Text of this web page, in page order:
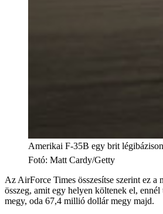
Amerikai F-35B egy brit
Fotó: Matt Cardy/Getty
Az AirForce Times összesítse szerint ez a
összeg, amit egy helyen költenek el,
megy, oda 67,4 millió dollár megy majd.